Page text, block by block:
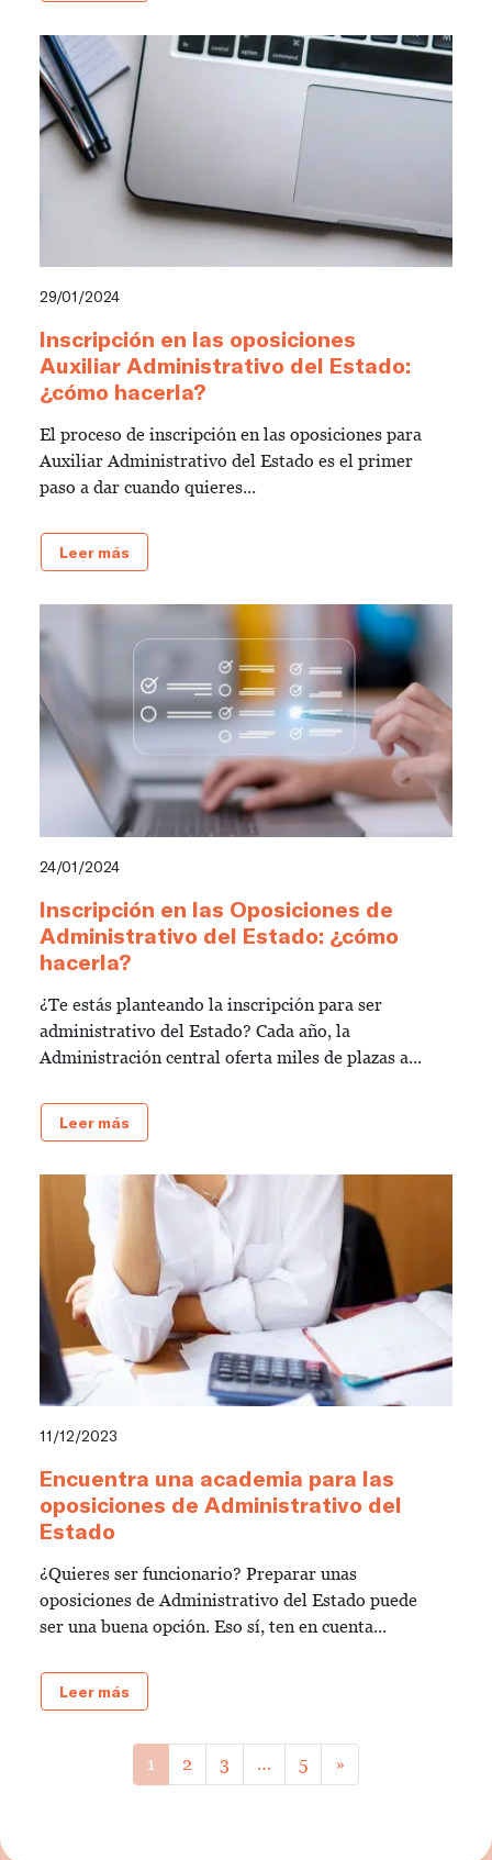
29/01/2024
Inscripción en las oposiciones
Auxiliar Administrativo del Estado:
¿cómo hacerla?
El proceso de inscripción en las oposiciones para
Auxiliar Administrativo del Estado es el primer
paso a dar cuando quieres...
Leer más
24/01/2024
Inscripción en las Oposiciones de
Administrativo del Estado: ¿cómo
hacerla?
¿Te estás planteando la inscripción para ser
administrativo del Estado? Cada año, la
Administración central oferta miles de plazas a...
Leer más
11/12/2023
Encuentra una academia para las
oposiciones de Administrativo del
Estado
¿Quieres ser funcionario? Preparar unas
oposiciones de Administrativo del Estado puede
ser una buena opción. Eso sí, ten en cuenta...
Leer más
1 2 3 … 5 »